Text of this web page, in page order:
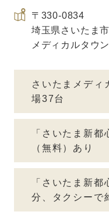
〒330-0834
埼玉県さいたま
メディカルタウ
さいたまメデ
場37台
「さいたま新
（無料）あり
「さいたま新
分、タクシーで